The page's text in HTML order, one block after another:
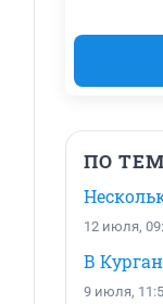
ПО
12 июля,
В
9 июля,